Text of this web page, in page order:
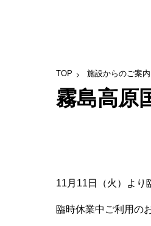
TOP 施設からのご案内
霧島高原
11月11日（火）より
臨時休業中ご利用の